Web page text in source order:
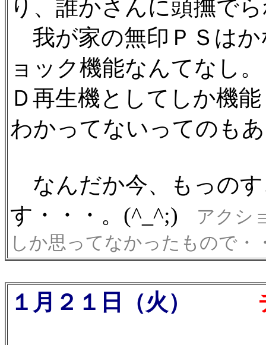
り、誰かさんに頭撫で
我が家の無印ＰＳは
ョック機能なんてなし
Ｄ再生機としてしか機
わかってないってのも
なんだか今、もっの
す・・・。(^_^;) アクシ
しか思ってなかったもので・
１月２１日（火） チ